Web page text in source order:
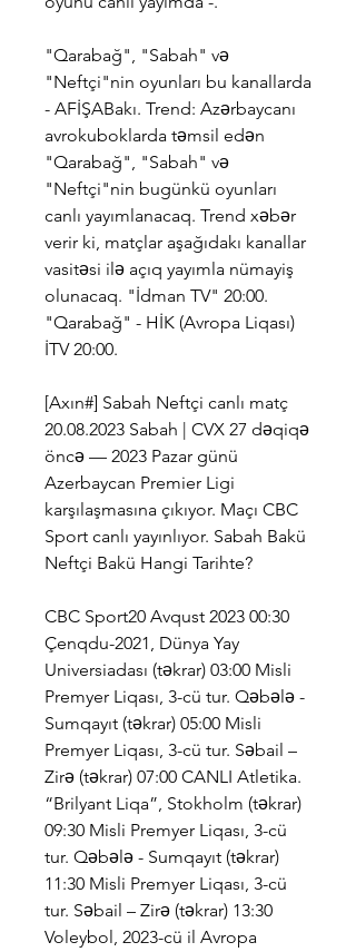
"Qarabağ", "Sabah" və
"Neftçi"nin oyunları bu kanallarda
- AFİŞABakı. Trend: Azərbaycanı
avrokuboklarda təmsil edən
"Qarabağ", "Sabah" və
"Neftçi"nin bugünkü oyunları
canlı yayımlanacaq. Trend xəbər
verir ki, matçlar aşağıdakı kanallar
vasitəsi ilə açıq yayımla nümayiş
olunacaq. "İdman TV" 20:00.
"Qarabağ" - HİK (Avropa Liqası)
İTV 20:00.
[Axın#] Sabah Neftçi canlı matç
20.08.2023 Sabah | CVX 27 dəqiqə
öncə — 2023 Pazar günü
Azerbaycan Premier Ligi
karşılaşmasına çıkıyor. Maçı CBC
Sport canlı yayınlıyor. Sabah Bakü
Neftçi Bakü Hangi Tarihte?
CBC Sport20 Avqust 2023 00:30
Çenqdu-2021, Dünya Yay
Universiadası (təkrar) 03:00 Misli
Premyer Liqası, 3-cü tur. Qəbələ -
Sumqayıt (təkrar) 05:00 Misli
Premyer Liqası, 3-cü tur. Səbail –
Zirə (təkrar) 07:00 CANLI Atletika.
“Brilyant Liqa”, Stokholm (təkrar)
09:30 Misli Premyer Liqası, 3-cü
tur. Qəbələ - Sumqayıt (təkrar)
11:30 Misli Premyer Liqası, 3-cü
tur. Səbail – Zirə (təkrar) 13:30
Voleybol, 2023-cü il Avropa